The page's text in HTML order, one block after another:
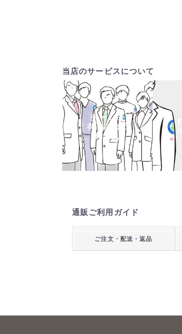
当店のサービスについて
チーム白
衣・白衣団
体購入
通販ご利用ガイド
ご注文・配送・返品